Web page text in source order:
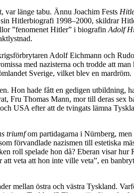
var länge tabu. Ännu Joachim Fests
Hitlerbiografi 1998–2000, skildrar
”fenomenet Hitler” i biografinAdolf
Adolf Eichmann och
med nazisterna och trodde att
Sverige, vilket blev en mardröm.
Hon hade fått en gedigen utbildning,
Fru Thomas Mann, mor till deras sex
USA efter att de tvingats lämna
triumfom partidagarna i Nürnberg, men
förvandlade nazismen till estetiska
roll spelade hon då? Eberan visar hur
veta att hon inte ville veta”, en
mellan östra och västra Tyskland.